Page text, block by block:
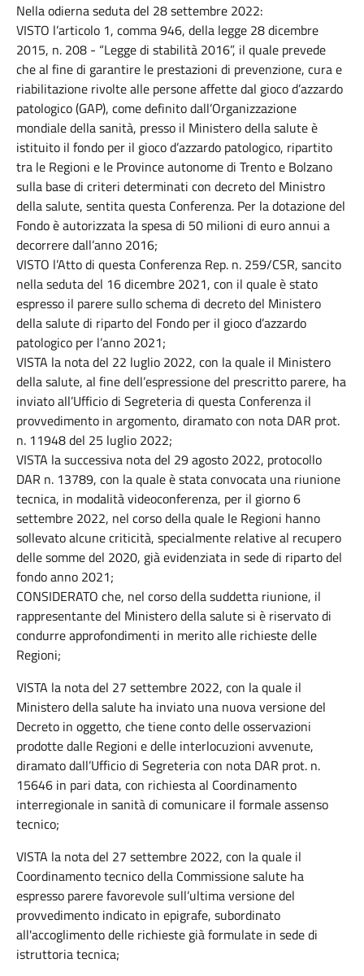
Nella odierna seduta del 28 settembre 2022:
VISTO l’articolo 1, comma 946, della legge 28 dicembre
2015, n. 208 - “Legge di stabilità 2016”, il quale prevede
che al fine di garantire le prestazioni di prevenzione, cura e
riabilitazione rivolte alle persone affette dal gioco d’azzardo
patologico (GAP), come definito dall’Organizzazione
mondiale della sanità, presso il Ministero della salute è
istituito il fondo per il gioco d’azzardo patologico, ripartito
tra le Regioni e le Province autonome di Trento e Bolzano
sulla base di criteri determinati con decreto del Ministro
della salute, sentita questa Conferenza. Per la dotazione del
Fondo è autorizzata la spesa di 50 milioni di euro annui a
decorrere dall’anno 2016;
VISTO l’Atto di questa Conferenza Rep. n. 259/CSR, sancito
nella seduta del 16 dicembre 2021, con il quale è stato
espresso il parere sullo schema di decreto del Ministero
della salute di riparto del Fondo per il gioco d’azzardo
patologico per l’anno 2021;
VISTA la nota del 22 luglio 2022, con la quale il Ministero
della salute, al fine dell’espressione del prescritto parere, ha
inviato all’Ufficio di Segreteria di questa Conferenza il
provvedimento in argomento, diramato con nota DAR prot.
n. 11948 del 25 luglio 2022;
VISTA la successiva nota del 29 agosto 2022, protocollo
DAR n. 13789, con la quale è stata convocata una riunione
tecnica, in modalità videoconferenza, per il giorno 6
settembre 2022, nel corso della quale le Regioni hanno
sollevato alcune criticità, specialmente relative al recupero
delle somme del 2020, già evidenziata in sede di riparto del
fondo anno 2021;
CONSIDERATO che, nel corso della suddetta riunione, il
rappresentante del Ministero della salute si è riservato di
condurre approfondimenti in merito alle richieste delle
Regioni;
VISTA la nota del 27 settembre 2022, con la quale il
Ministero della salute ha inviato una nuova versione del
Decreto in oggetto, che tiene conto delle osservazioni
prodotte dalle Regioni e delle interlocuzioni avvenute,
diramato dall’Ufficio di Segreteria con nota DAR prot. n.
15646 in pari data, con richiesta al Coordinamento
interregionale in sanità di comunicare il formale assenso
tecnico;
VISTA la nota del 27 settembre 2022, con la quale il
Coordinamento tecnico della Commissione salute ha
espresso parere favorevole sull’ultima versione del
provvedimento indicato in epigrafe, subordinato
all'accoglimento delle richieste già formulate in sede di
istruttoria tecnica;